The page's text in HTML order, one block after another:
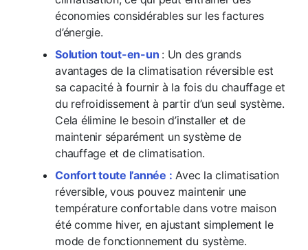
économies considérables sur les factures
d’énergie.
Solution tout-en-un : Un des grands
avantages de la climatisation réversible est
sa capacité à fournir à la fois du chauffage et
du refroidissement à partir d’un seul système.
Cela élimine le besoin d’installer et de
maintenir séparément un système de
chauffage et de climatisation.
Confort toute l’année : Avec la climatisation
réversible, vous pouvez maintenir une
température confortable dans votre maison
été comme hiver, en ajustant simplement le
mode de fonctionnement du système.